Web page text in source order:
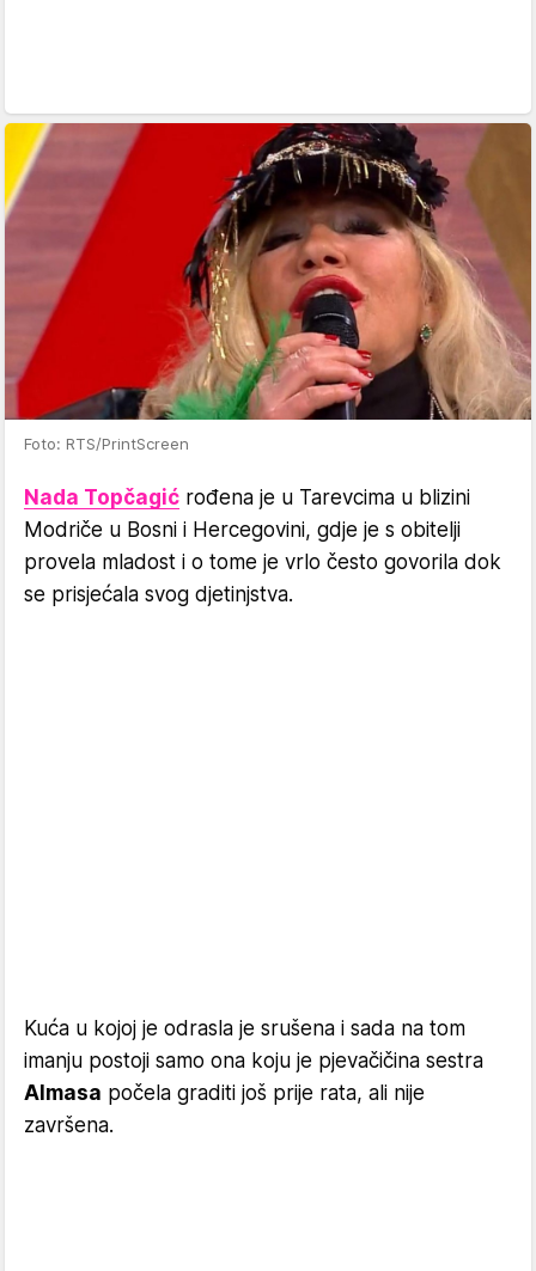
Foto: RTS/PrintScreen
Nada Topčagić rođena je u Tarevcima u blizini
Modriče u Bosni i Hercegovini, gdje je s obitelji
provela mladost i o tome je vrlo često govorila dok
se prisjećala svog djetinjstva.
Kuća u kojoj je odrasla je srušena i sada na tom
imanju postoji samo ona koju je pjevačičina sestra
Almasa počela graditi još prije rata, ali nije
završena.